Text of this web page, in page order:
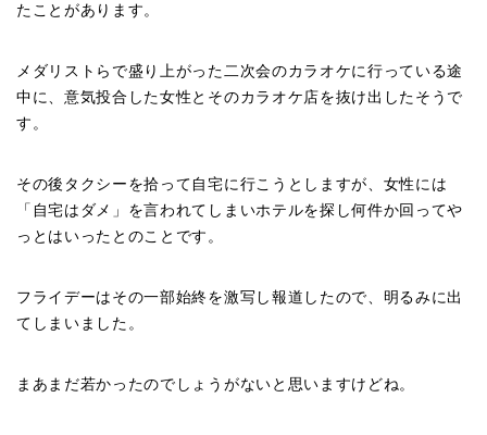
たことがあります。
メダリストらで盛り上がった二次会のカラオケに行っている途
中に、意気投合した女性とそのカラオケ店を抜け出したそうで
す。
その後タクシーを拾って自宅に行こうとしますが、女性には
「自宅はダメ」を言われてしまいホテルを探し何件か回ってや
っとはいったとのことです。
フライデーはその一部始終を激写し報道したので、明るみに出
てしまいました。
まあまだ若かったのでしょうがないと思いますけどね。